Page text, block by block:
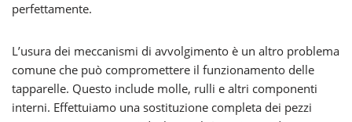
perfettamente.
L’usura dei meccanismi di avvolgimento è un altro problema
comune che può compromettere il funzionamento delle
tapparelle. Questo include molle, rulli e altri componenti
interni. Effettuiamo una sostituzione completa dei pezzi